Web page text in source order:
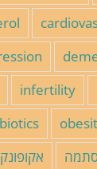
infertility